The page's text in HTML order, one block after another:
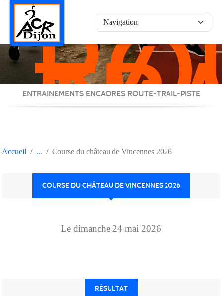
/
/
ENTRAINEMENTS ENCADRES ROUTE-TRAIL-PISTE
Accueil Course du château de Vincennes 2026
COURSE DU CHÂTEAU DE VINCENNES 2026
Le dimanche 24 mai 2026
RÉSULTAT
Panneau de gestion des cookies